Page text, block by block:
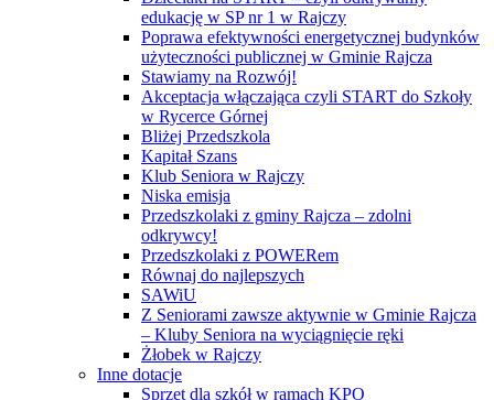
edukację w SP nr 1 w Rajczy
Poprawa efektywności energetycznej budynków
użyteczności publicznej w Gminie Rajcza
Stawiamy na Rozwój!
Akceptacja włączająca czyli START do Szkoły
w Rycerce Górnej
Bliżej Przedszkola
Kapitał Szans
Klub Seniora w Rajczy
Niska emisja
Przedszkolaki z gminy Rajcza – zdolni
odkrywcy!
Przedszkolaki z POWERem
Równaj do najlepszych
SAWiU
Z Seniorami zawsze aktywnie w Gminie Rajcza
– Kluby Seniora na wyciągnięcie ręki
Żłobek w Rajczy
Inne dotacje
Sprzęt dla szkół w ramach KPO